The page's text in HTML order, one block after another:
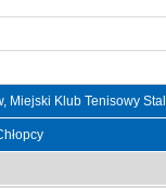
Miejski Klub Tenisowy